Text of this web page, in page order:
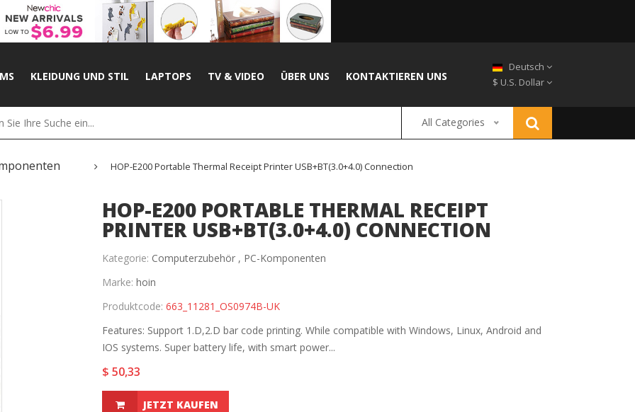
KLEIDUNG UND STIL LAPTOPS TV & VIDEO ÜBER UNS KONTAKTIEREN UNS
Deutsch
$ U.S. Dollar
All Categories
HOP-E200 Portable Thermal Receipt Printer USB+BT(3.0+4.0) Connection
HOP-E200 PORTABLE THERMAL RECEIPT
PRINTER USB+BT(3.0+4.0) CONNECTION
Kategorie: Computerzubehör , PC-Komponenten
Marke: hoin
Produktcode: 663_11281_OS0974B-UK
Features: Support 1.D,2.D bar code printing. While compatible with Windows, Linux, Android and
IOS systems. Super battery life, with smart power...
$ 50,33
JETZT KAUFEN